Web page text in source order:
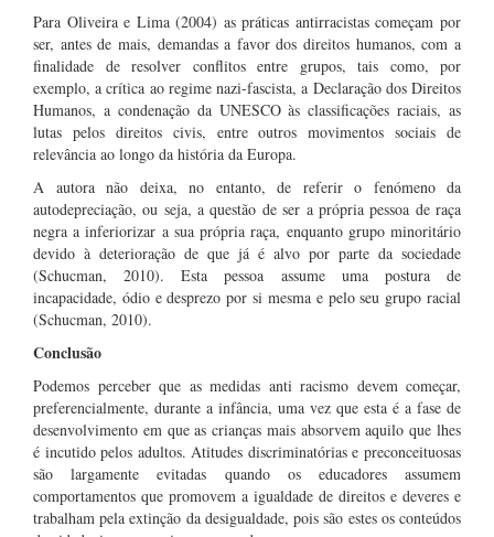
Para Oliveira e Lima (2004) as práticas antirracistas começam por
ser, antes de mais, demandas a favor dos direitos humanos, com a
finalidade de resolver conflitos entre grupos, tais como, por
exemplo, a crítica ao regime nazi-fascista, a Declaração dos Direitos
Humanos, a condenação da UNESCO às classificações raciais, as
lutas pelos direitos civis, entre outros movimentos sociais de
relevância ao longo da história da Europa.
A autora não deixa, no entanto, de referir o fenómeno da
autodepreciação, ou seja, a questão de ser a própria pessoa de raça
negra a inferiorizar a sua própria raça, enquanto grupo minoritário
devido à deterioração de que já é alvo por parte da sociedade
(Schucman, 2010). Esta pessoa assume uma postura de
incapacidade, ódio e desprezo por si mesma e pelo seu grupo racial
(Schucman, 2010).
Conclusão
Podemos perceber que as medidas anti racismo devem começar,
preferencialmente, durante a infância, uma vez que esta é a fase de
desenvolvimento em que as crianças mais absorvem aquilo que lhes
é incutido pelos adultos. Atitudes discriminatórias e preconceituosas
são largamente evitadas quando os educadores assumem
comportamentos que promovem a igualdade de direitos e deveres e
trabalham pela extinção da desigualdade, pois são estes os conteúdos